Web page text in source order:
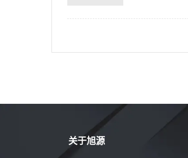
关于旭源